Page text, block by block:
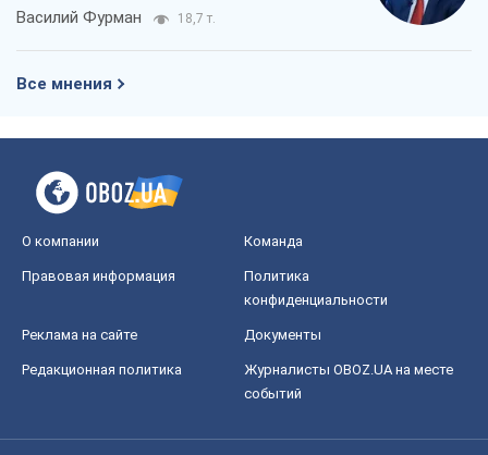
Василий Фурман 18,7 т.
Все мнения
О компании Команда
Правовая информация
Политика
конфиденциальности
Реклама на сайте Документы
Редакционная политика
Журналисты OBOZ.UA на месте
событий